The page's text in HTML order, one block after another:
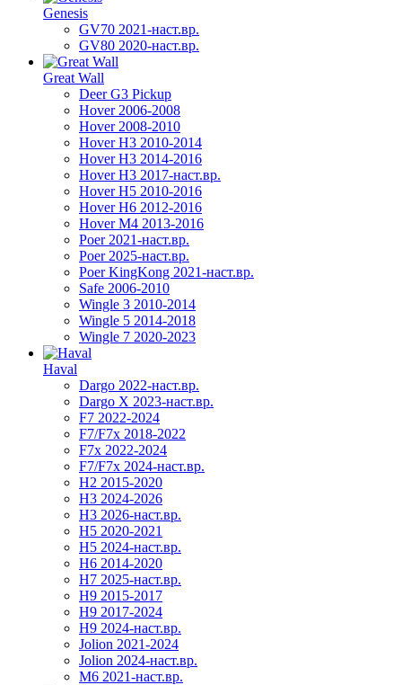
Genesis
GV70 2021-наст.вр.
GV80 2020-наст.вр.
Great Wall
Deer G3 Pickup
Hover 2006-2008
Hover 2008-2010
Hover H3 2010-2014
Hover H3 2014-2016
Hover H3 2017-наст.вр.
Hover H5 2010-2016
Hover H6 2012-2016
Hover M4 2013-2016
Poer 2021-наст.вр.
Poer 2025-наст.вр.
Poer KingKong 2021-наст.вр.
Safe 2006-2010
Wingle 3 2010-2014
Wingle 5 2014-2018
Wingle 7 2020-2023
Haval
Dargo 2022-наст.вр.
Dargo X 2023-наст.вр.
F7 2022-2024
F7/F7x 2018-2022
F7x 2022-2024
F7/F7x 2024-наст.вр.
H2 2015-2020
H3 2024-2026
H3 2026-наст.вр.
H5 2020-2021
H5 2024-наст.вр.
H6 2014-2020
H7 2025-наст.вр.
H9 2015-2017
H9 2017-2024
H9 2024-наст.вр.
Jolion 2021-2024
Jolion 2024-наст.вр.
М6 2021-наст.вр.